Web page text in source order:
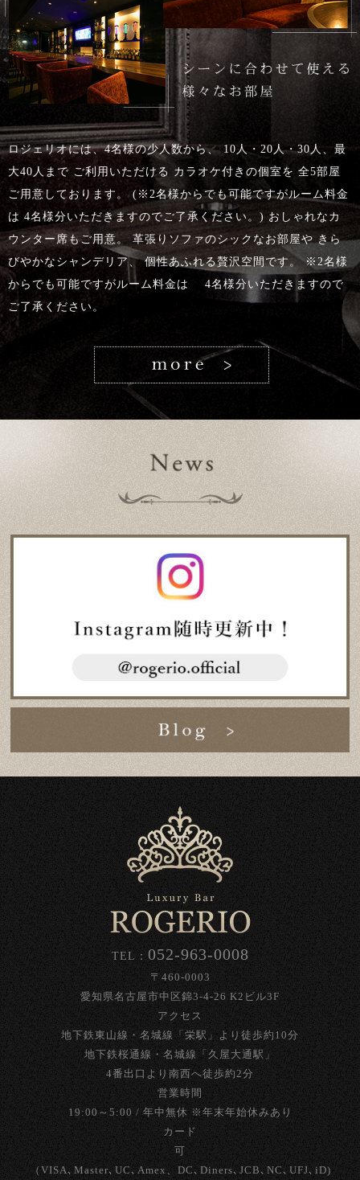
ロジェリオには、4名様の少人数から、 10人・20人・30人、最
大40人まで ご利用いただける カラオケ付きの個室を 全5部屋
ご用意しております。 (※2名様からでも可能ですがルーム料金
は 4名様分いただきますのでご了承ください。) おしゃれなカ
ウンター席もご用意。 革張りソファのシックなお部屋や きら
びやかなシャンデリア、 個性あふれる贅沢空間です。 ※2名様
からでも可能ですがルーム料金は 4名様分いただきますので
ご了承ください。
TEL： 052-963-0008
〒460-0003
愛知県名古屋市中区錦3-4-26 K2ビル3F
アクセス
地下鉄東山線・名城線「栄駅」より徒歩約10分
地下鉄桜通線・名城線「久屋大通駅」
4番出口より南西へ徒歩約2分
営業時間
19:00～5:00 / 年中無休 ※年末年始休みあり
カード
可
（VISA､Master､UC､Amex、DC､Diners､JCB､NC､UFJ､iD)